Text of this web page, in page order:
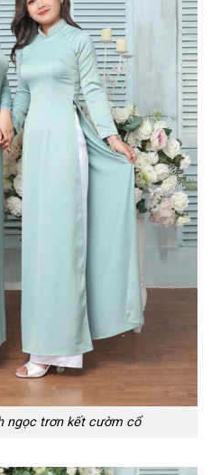
ngọc trơn kết cườm cổ